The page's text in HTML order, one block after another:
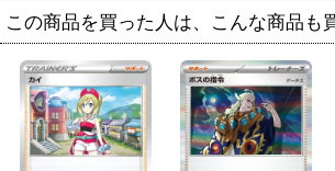
この商品を買った人は、こんな商品も